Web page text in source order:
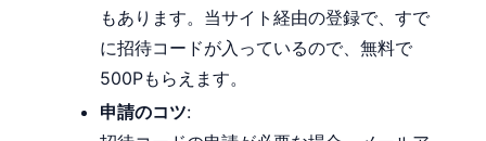
もあります。当サイト経由の登録で、すで
に招待コードが入っているので、無料で
500Pもらえます。
申請のコツ: